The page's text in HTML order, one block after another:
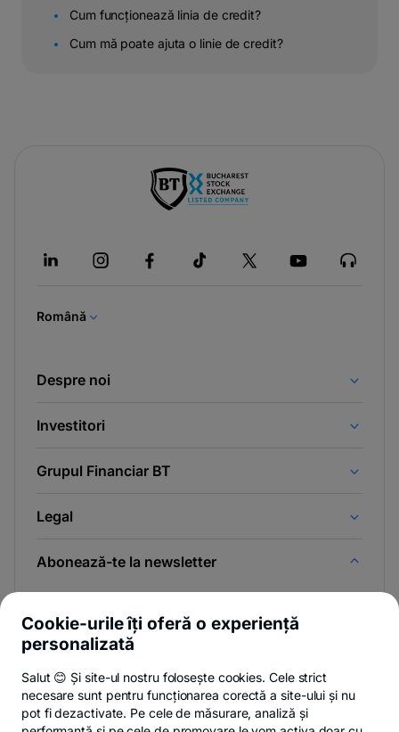
Cum funcționează linia de credit?
Cum mă poate ajuta o linie de credit?
a
Română
Despre noi
Investitori
Grupul Financiar BT
Legal
Abonează-te la newsletter
Poți renunța oricând,vezi detalii-
opens
in
a
.
Cookie-urile îți oferă o experiență
personalizată
Salut 😊 Și site-ul nostru folosește cookies. Cele strict
necesare sunt pentru funcționarea corectă a site-ului și nu
pot fi dezactivate. Pe cele de măsurare, analiză și